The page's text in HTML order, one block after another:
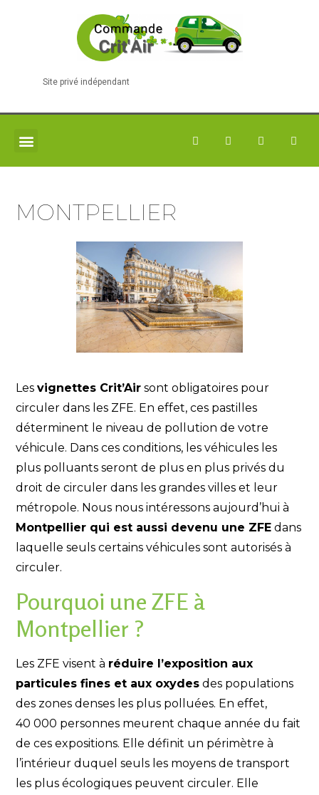
Site privé indépendant
MONTPELLIER
Lesvignettes Crit’Air sont obligatoires pour
circuler dans les ZFE. En effet, ces pastilles
déterminent le niveau de pollution de votre
véhicule. Dans ces conditions, les véhicules les
plus polluants seront de plus en plus privés du
droit de circuler dans les grandes villes et leur
métropole. Nous nous intéressons aujourd’hui à
Montpellier qui est aussi devenu une ZFE dans
laquelle seuls certains véhicules sont autorisés à
circuler.
Pourquoi une ZFE à
Montpellier ?
Les ZFE visent à réduire l’exposition aux
particules fines et aux oxydes des populations
des zones denses les plus polluées. En effet,
40 000 personnes meurent chaque année du fait
de ces expositions. Elle définit un périmètre à
l’intérieur duquel seuls les moyens de transport
les plus écologiques peuvent circuler. Elle